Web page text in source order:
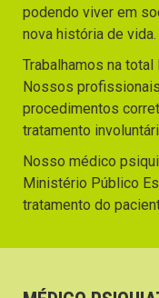
podendo viver em
nova história de vida.
Trabalhamos na
Nossos
procedimentos
tratamento
Nosso médico
Ministério Público
tratamento do